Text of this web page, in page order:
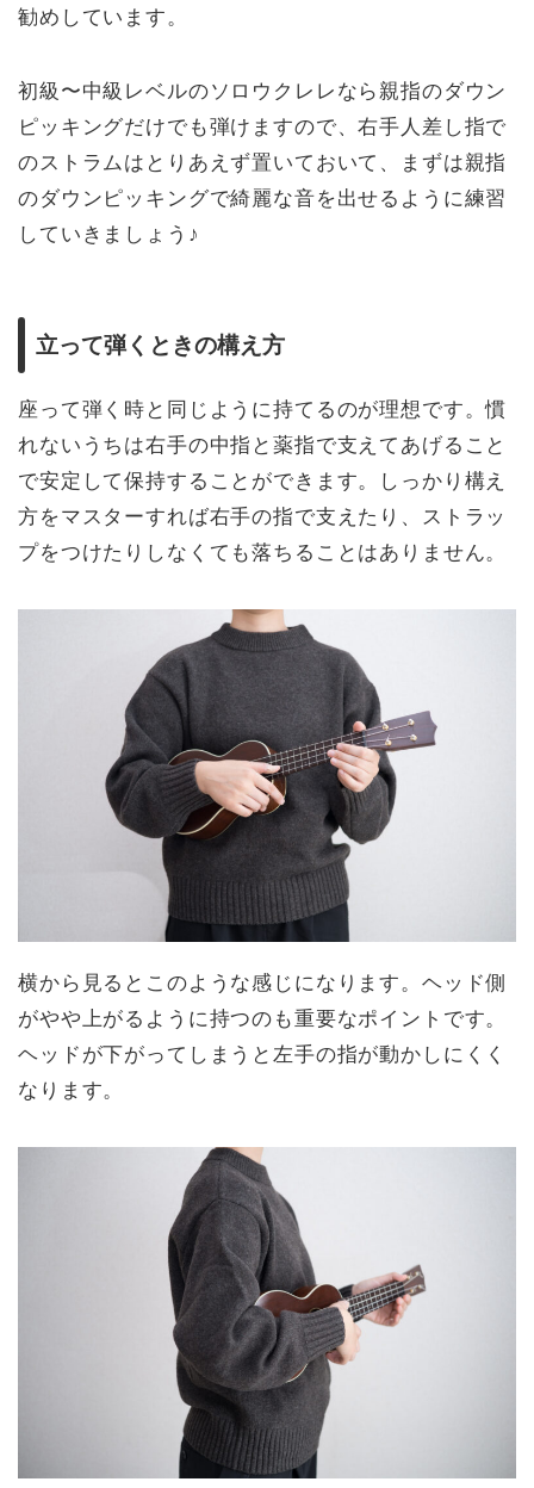
勧めしています。
初級〜中級レベルのソロウクレレなら親指のダウン
ピッキングだけでも弾けますので、右手人差し指で
のストラムはとりあえず置いておいて、まずは親指
のダウンピッキングで綺麗な音を出せるように練習
していきましょう♪
立って弾くときの構え方
座って弾く時と同じように持てるのが理想です。慣
れないうちは右手の中指と薬指で支えてあげること
で安定して保持することができます。しっかり構え
方をマスターすれば右手の指で支えたり、ストラッ
プをつけたりしなくても落ちることはありません。
横から見るとこのような感じになります。ヘッド側
がやや上がるように持つのも重要なポイントです。
ヘッドが下がってしまうと左手の指が動かしにくく
なります。